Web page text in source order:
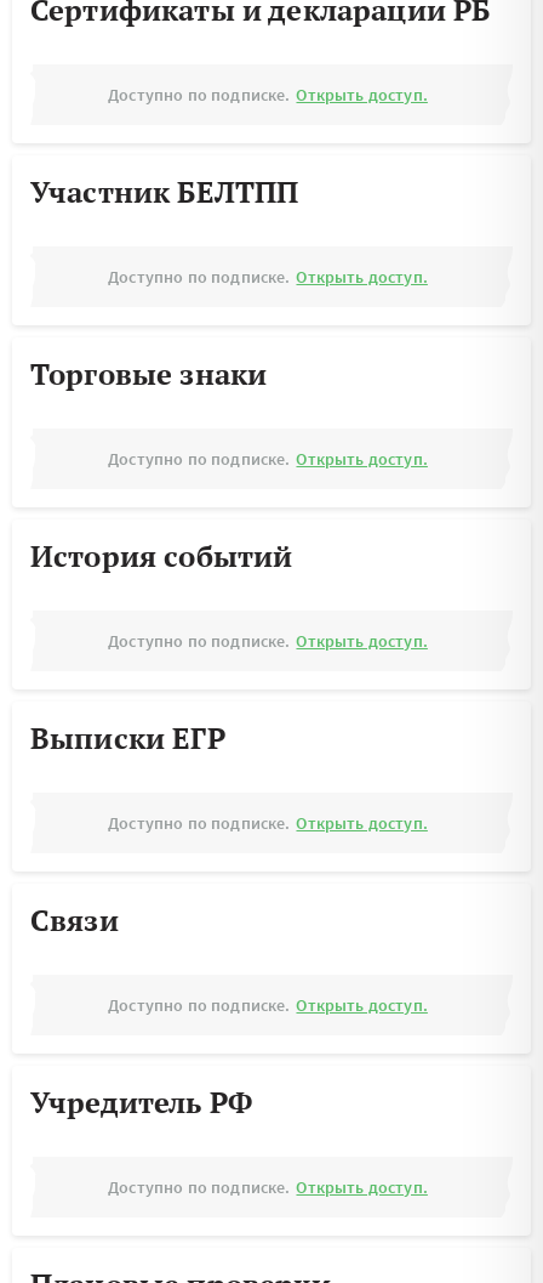
Сертификаты и декларации РБ
Доступно по подписке. Открыть доступ.
Участник БЕЛТПП
Доступно по подписке. Открыть доступ.
Торговые знаки
Доступно по подписке. Открыть доступ.
История событий
Доступно по подписке. Открыть доступ.
Выписки ЕГР
Доступно по подписке. Открыть доступ.
Связи
Доступно по подписке. Открыть доступ.
Учредитель РФ
Доступно по подписке. Открыть доступ.